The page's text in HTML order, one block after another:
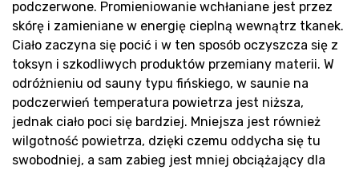
podczerwone. Promieniowanie wchłaniane jest przez
skórę i zamieniane w energię cieplną wewnątrz tkanek.
Ciało zaczyna się pocić i w ten sposób oczyszcza się z
toksyn i szkodliwych produktów przemiany materii. W
odróżnieniu od sauny typu fińskiego, w saunie na
podczerwień temperatura powietrza jest niższa,
jednak ciało poci się bardziej. Mniejsza jest również
wilgotność powietrza, dzięki czemu oddycha się tu
swobodniej, a sam zabieg jest mniej obciążający dla